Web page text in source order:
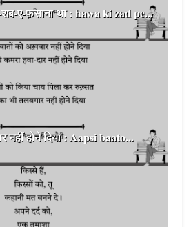
शब-ए-फ़साना था : hawa ki zad pe...
नहीं होने दिया : Aapsi baato...